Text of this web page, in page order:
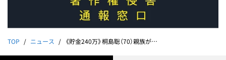
TOP ニュース 《貯金240万》桐島聡（70）親族が認めた「7年前のDNA採取」